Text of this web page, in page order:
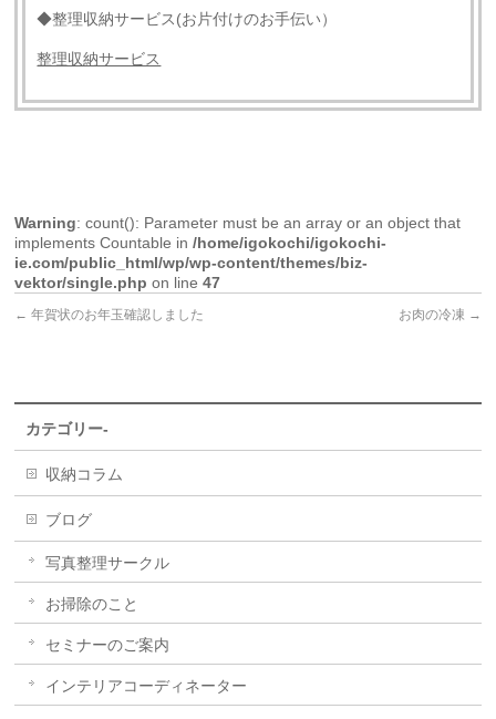
◆整理収納サービス(お片付けのお手伝い）
整理収納サービス
Warning: count(): Parameter must be an array or an object that
implements Countable in/home/igokochi/igokochi-
ie.com/public_html/wp/wp-content/themes/biz-
vektor/single.php on line47
← 年賀状のお年玉確認しました お肉の冷凍 →
カテゴリー-
収納コラム
ブログ
写真整理サークル
お掃除のこと
セミナーのご案内
インテリアコーディネーター